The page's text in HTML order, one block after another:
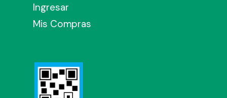
Ingresar
Mis Compras